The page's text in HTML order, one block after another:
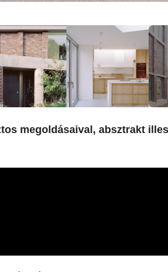
megoldásaival, absztrakt